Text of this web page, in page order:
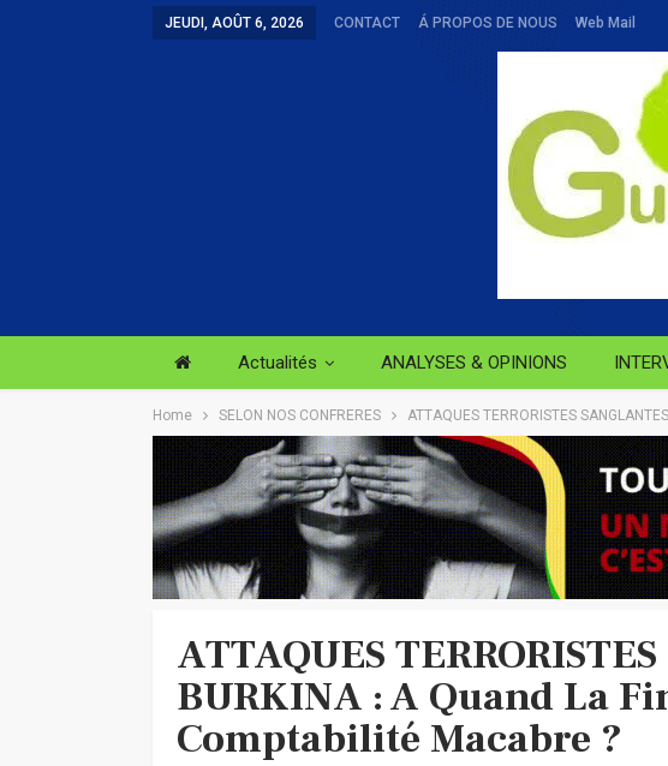
JEUDI, AOÛT 6, 2026 CONTACT Á PROPOS DE NOUS Web Mail
Actualités ANALYSES & OPINIONS
Home SELON NOS CONFRERES ATTAQUES TERRORISTES
ATTAQUES
BURKINA : A Quand La
Comptabilité Macabre ?